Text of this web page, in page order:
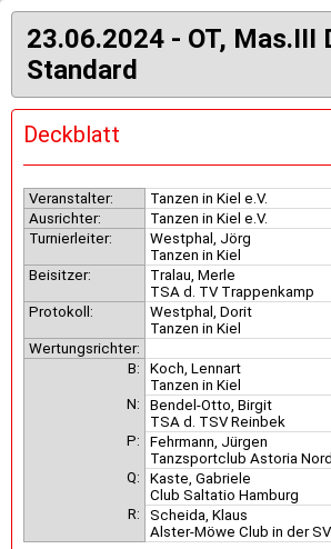
23.06.2024 - OT, Mas.III
Standard
Deckblatt
Veranstalter:
Tanzen in Kiel e.V.
Ausrichter:
Tanzen in Kiel e.V.
Turnierleiter:
Westphal, Jörg
Tanzen in Kiel
Beisitzer:
Tralau, Merle
TSA d. TV Trappenkamp
Protokoll:
Westphal, Dorit
Tanzen in Kiel
Wertungsrichter:
B:
Koch, Lennart
Tanzen in Kiel
N:
Bendel-Otto, Birgit
TSA d. TSV Reinbek
P:
Fehrmann, Jürgen
Tanzsportclub Astoria
Q:
Kaste, Gabriele
Club Saltatio Hamburg
R:
Scheida, Klaus
Alster-Möwe Club in der